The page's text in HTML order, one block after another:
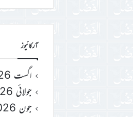
آرکائیوز
اگست 2026
جولائی 2026
جون 2026